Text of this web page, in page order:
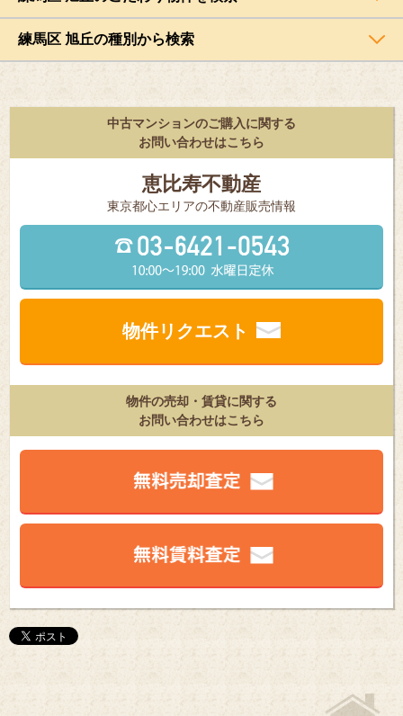
練馬区 旭丘の種別から検索
中古マンションのご購入に関する
お問い合わせはこちら
恵比寿不動産
東京都⼼エリアの不動産販売情報
物件リクエスト
物件の売却・賃貸に関する
お問い合わせはこちら